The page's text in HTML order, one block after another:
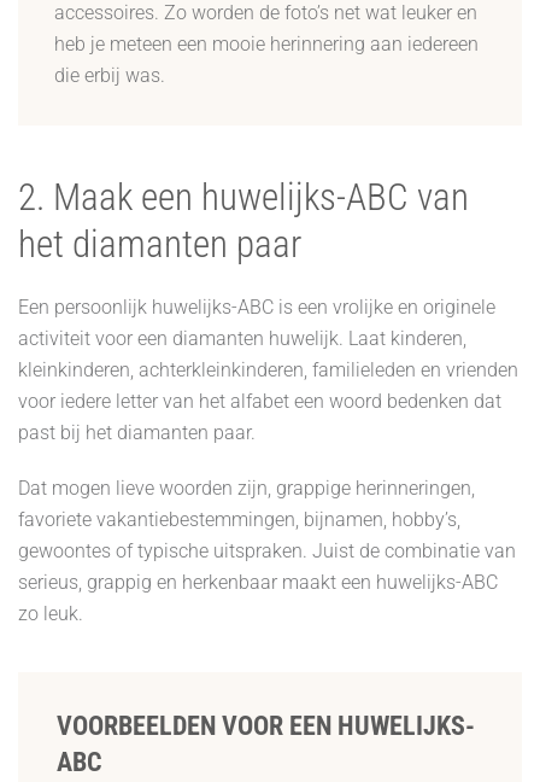
accessoires. Zo worden de foto’s net wat leuker en
heb je meteen een mooie herinnering aan iedereen
die erbij was.
2. Maak een huwelijks-ABC van
het diamanten paar
Een persoonlijk huwelijks-ABC is een vrolijke en originele
activiteit voor een diamanten huwelijk. Laat kinderen,
kleinkinderen, achterkleinkinderen, familieleden en vrienden
voor iedere letter van het alfabet een woord bedenken dat
past bij het diamanten paar.
Dat mogen lieve woorden zijn, grappige herinneringen,
favoriete vakantiebestemmingen, bijnamen, hobby’s,
gewoontes of typische uitspraken. Juist de combinatie van
serieus, grappig en herkenbaar maakt een huwelijks-ABC
zo leuk.
VOORBEELDEN VOOR EEN HUWELIJKS-
ABC